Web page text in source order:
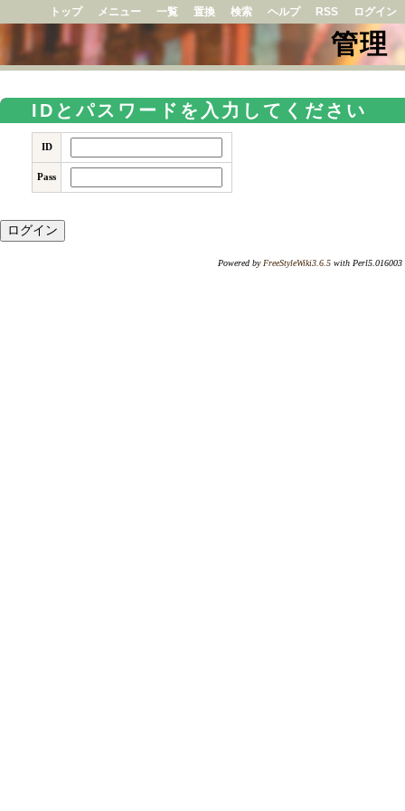
トップ メニュー 一覧 置換 検索 ヘルプ RSS ログイン
管理
IDとパスワードを入力してください
ID
Pass
Powered by FreeStyleWiki3.6.5 with Perl5.016003